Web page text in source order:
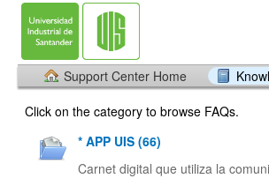
Support Center Home
Click on the category to browse FAQs.
* APP UIS (66)
Carnet digital que utiliza la